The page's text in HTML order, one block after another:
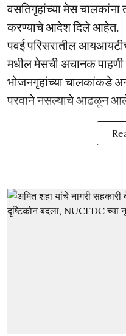
वसतिगृहांच्या मेस
करण्याचे आदेश दिले आहेत.
पवई परिसरातील
मधील मेसची अचानक पाहणी
भोजनगृहांच्या चालकांकडे
परवाने नसल्याचे आढळून आले.